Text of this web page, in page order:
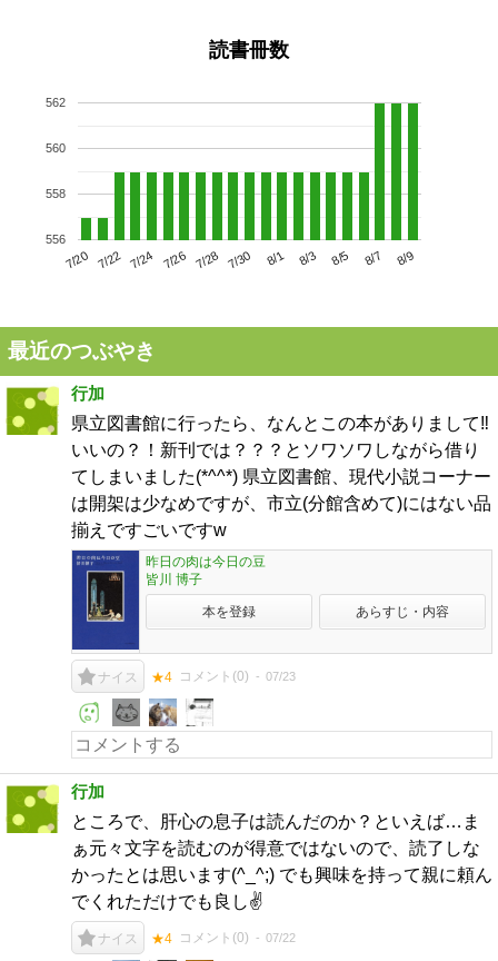
読書冊数
7/20 7/22 7/24 7/26 7/28 7/30 8/1 8/3 8/5 8/7 8/9
556
558
560
562
最近のつぶやき
行加
県立図書館に行ったら、なんとこの本がありまして‼️
いいの？！新刊では？？？とソワソワしながら借り
てしまいました(*^^*) 県立図書館、現代小説コーナー
は開架は少なめですが、市立(分館含めて)にはない品
揃えですごいですw
昨日の肉は今日の豆
皆川 博子
本を登録 あらすじ・内容
ナイス ★4 コメント(0) 07/23
行加
ところで、肝心の息子は読んだのか？といえば…ま
ぁ元々文字を読むのが得意ではないので、読了しな
かったとは思います(^_^;) でも興味を持って親に頼ん
でくれただけでも良し✌️
ナイス ★4 コメント(0) 07/22